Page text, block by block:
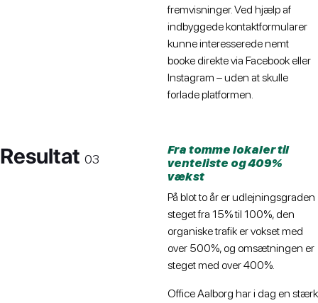
fremvisninger. Ved hjælp af
indbyggede kontaktformularer
kunne interesserede nemt
booke direkte via Facebook eller
Instagram – uden at skulle
forlade platformen.
Resultat 03
Fra tomme lokaler til
venteliste og 409%
vækst
På blot to år er udlejningsgraden
steget fra 15% til 100%, den
organiske trafik er vokset med
over 500%, og omsætningen er
steget med over 400%.
Office Aalborg har i dag en stærk